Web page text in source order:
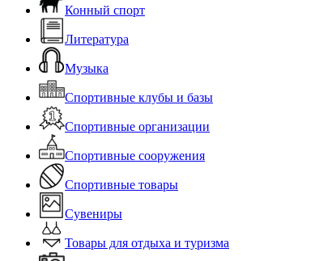
Конный спорт
Литература
Музыка
Спортивные клубы и базы
Спортивные организации
Спортивные сооружения
Спортивные товары
Сувениры
Товары для отдыха и туризма